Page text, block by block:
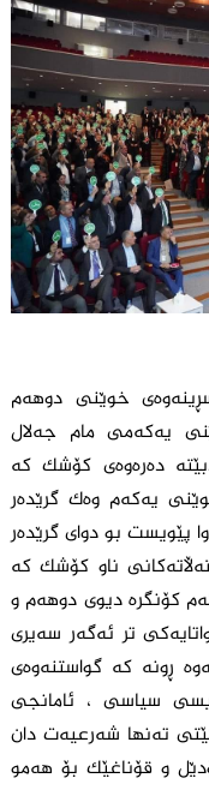
خوێنی دوهەم
یەکەمی مام جەلال
دەرەوەی کۆشک کە
یەکەم وەک گرێدەر
پێویست بو دوای گرێدەر
ناو کۆشک کە
کۆنگرە دیوی دوهەم و
بو ، بە واتایەکی تر ئەگەر سەیری
ڕونە کە گواستنەوەی
سیاسی ، ئامانجی
تەنها شەرعیەت دان
و قۆناغێک بۆ هەمو